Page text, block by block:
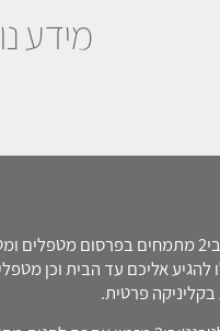
מידע
אלטרנטיבי2 מתמחים בפרסום מטפלים
להגיע אליכם עד הבית וכן
פרטית.